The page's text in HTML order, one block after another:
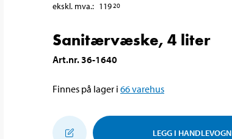
ekskl. mva.: 119 20
Sanitærvæske, 4 liter
Art.nr.36-1640
Finnes på lager i 66varehus
LEGG I HANDLEVOGN